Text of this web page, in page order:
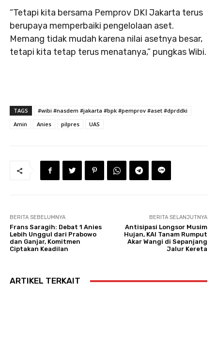
“Tetapi kita bersama Pemprov DKI Jakarta terus
berupaya memperbaiki pengelolaan aset.
Memang tidak mudah karena nilai asetnya besar,
tetapi kita tetap terus menatanya,” pungkas Wibi.
TAGS
#wibi #nasdem #jakarta #bpk #pemprov #aset #dprddki
Amin
Anies pilpres UAS
BERITA SEBELUMNYA
Frans Saragih: Debat 1 Anies
Lebih Unggul dari Prabowo
dan Ganjar, Komitmen
Ciptakan Keadilan
BERITA SELANJUTNYA
Antisipasi Longsor Musim
Hujan, KAI Tanam Rumput
Akar Wangi di Sepanjang
Jalur Kereta
ARTIKEL TERKAIT